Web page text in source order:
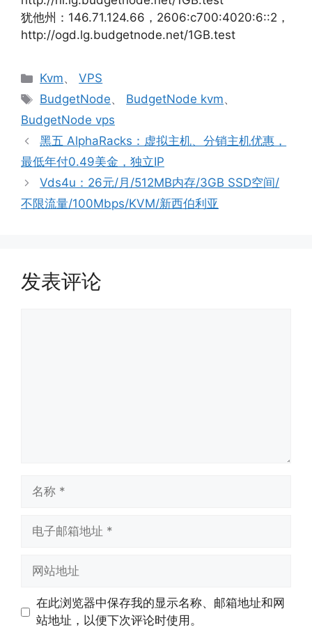
犹他州：146.71.124.66，2606:c700:4020:6::2，
http://ogd.lg.budgetnode.net/1GB.test
分
类
Kvm、VPS
标
签
BudgetNode、 BudgetNode kvm、
BudgetNode vps
黑五 AlphaRacks：虚拟主机、分销主机优惠，
最低年付0.49美金，独立IP
Vds4u：26元/月/512MB内存/3GB SSD空间/
不限流量/100Mbps/KVM/新西伯利亚
发表评论
址
址
在此浏览器中保存我的显示名称、邮箱地址和网
站地址，以便下次评论时使用。